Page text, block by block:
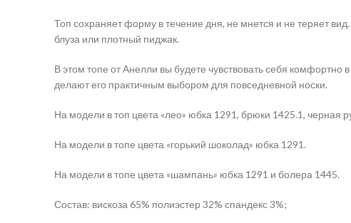
Топ сохраняет форму в течение дня, не мнется и не теряет
блуза или плотный пиджак.
В этом топе от Анелли вы будете чувствовать себя
делают его практичным выбором для повседневной носки.
На модели в топ цвета «лео» юбка 1291, брюки 1425.1, черная
На модели в топе цвета «горький шоколад» юбка 1291.
На модели в топе цвета «шампань» юбка 1291 и болера 1445.
Состав: вискоза 65% полиэстер 32% спандекс 3%;